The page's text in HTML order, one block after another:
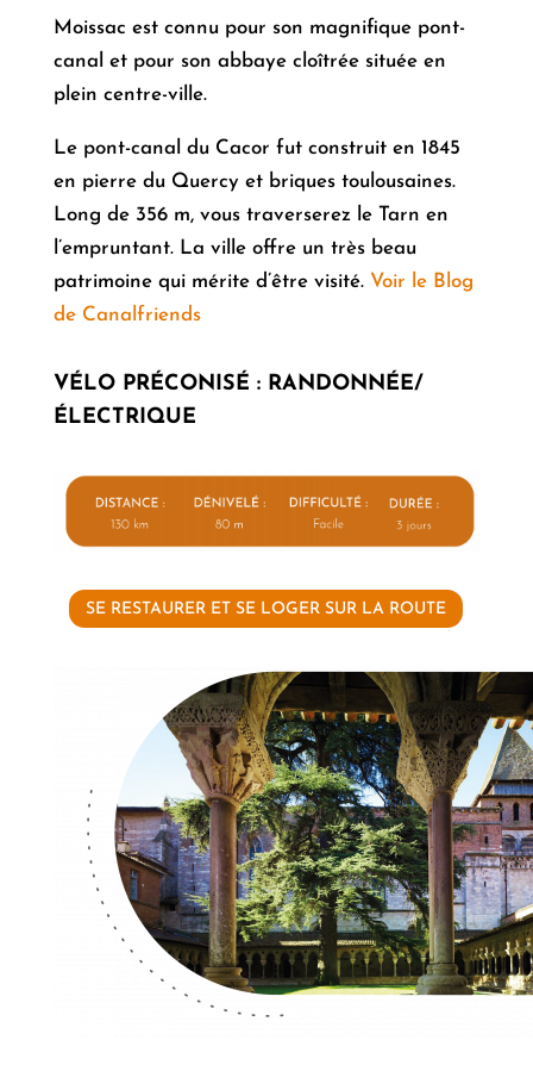
Moissac est connu pour son magnifique pont-
canal et pour son abbaye cloîtrée située en
plein centre-ville.
Le pont-canal du Cacor fut construit en 1845
en pierre du Quercy et briques toulousaines.
Long de 356 m, vous traverserez le Tarn en
l’empruntant. La ville offre un très beau
patrimoine qui mérite d’être visité. Voir le Blog
de Canalfriends
VÉLO PRÉCONISÉ : RANDONNÉE/
ÉLECTRIQUE
SE RESTAURER ET SE LOGER SUR LA ROUTE